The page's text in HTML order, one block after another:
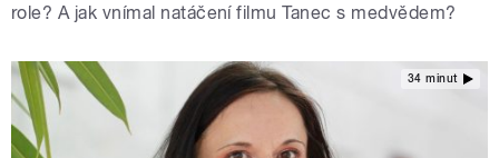
role? A jak vnímal natáčení filmu Tanec s medvědem?
34 minut